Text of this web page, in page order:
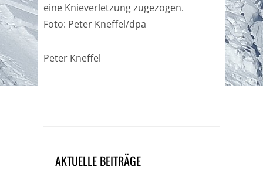
eine Knieverletzung zugezogen.
Foto: Peter Kneffel/dpa
Peter Kneffel
AKTUELLE BEITRÄGE